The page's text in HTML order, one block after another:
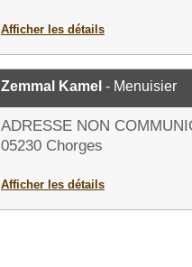
Afficher les détails
Zemmal Kamel - Menuisier
ADRESSE NON
05230 Chorges
Afficher les détails